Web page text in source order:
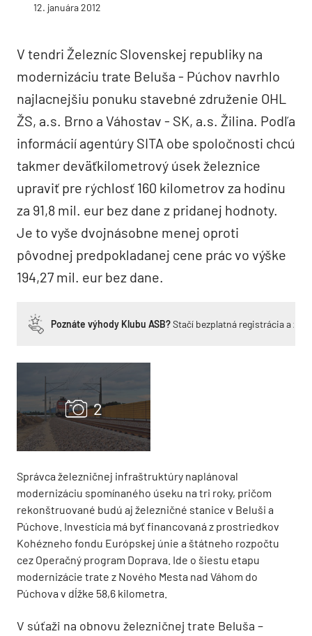
12. januára 2012
V tendri Železníc Slovenskej republiky na
modernizáciu trate Beluša - Púchov navrhlo
najlacnejšiu ponuku stavebné združenie OHL
ŽS, a.s. Brno a Váhostav - SK, a.s. Žilina. Podľa
informácií agentúry SITA obe spoločnosti chcú
takmer deväťkilometrový úsek železnice
upraviť pre rýchlosť 160 kilometrov za hodinu
za 91,8 mil. eur bez dane z pridanej hodnoty.
Je to vyše dvojnásobne menej oproti
pôvodnej predpokladanej cene prác vo výške
194,27 mil. eur bez dane.
Poznáte výhody Klubu ASB?Stačí bezplatná registrácia a
Správca železničnej infraštruktúry naplánoval
modernizáciu spomínaného úseku na tri roky, pričom
rekonštruované budú aj železničné stanice v Beluši a
Púchove. Investícia má byť financovaná z prostriedkov
Kohézneho fondu Európskej únie a štátneho rozpočtu
cez Operačný program Doprava. Ide o šiestu etapu
modernizácie trate z Nového Mesta nad Váhom do
Púchova v dĺžke 58,6 kilometra.
V súťaži na obnovu železničnej trate Beluša –